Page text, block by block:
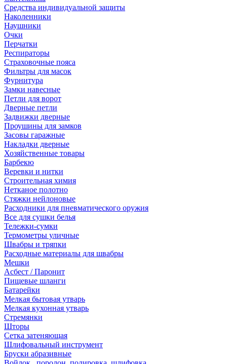
Средства индивидуальной защиты
Наколенники
Наушники
Очки
Перчатки
Респираторы
Страховочные пояса
Фильтры для масок
Фурнитура
Замки навесные
Петли для ворот
Дверные петли
Задвижки дверные
Проушины для замков
Засовы гаражные
Накладки дверные
Хозяйственные товары
Барбекю
Веревки и нитки
Строительная химия
Нетканое полотно
Стяжки нейлоновые
Расходники для пневматического оружия
Все для сушки белья
Тележки-сумки
Термометры уличные
Швабры и тряпки
Расходные материалы для швабры
Мешки
Асбест / Паронит
Пищевые шланги
Батарейки
Мелкая бытовая утварь
Мелкая кухонная утварь
Стремянки
Шторы
Сетка затеняющая
Шлифовальный инструмент
Бруски абразивные